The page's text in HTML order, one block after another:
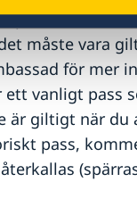
pass som
måste vara
för mer
ett vanligt pass
är giltigt när du
pass,